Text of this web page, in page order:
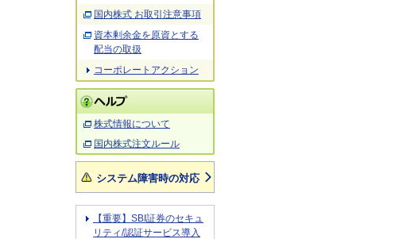
国内株式 お取引注意事項
資本剰余金を原資とする
配当の取扱
コーポレートアクション
株式情報について
国内株式注文ルール
システム障害時の対応
【重要】SBI証券のセキュ
リティ/認証サービス導入